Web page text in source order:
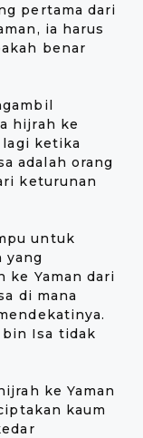
pertama dari
ia harus
benar
hijrah ke
ketika
adalah orang
keturunan
untuk
yang
ke Yaman dari
di mana
bin Isa tidak
ke Yaman
kaum